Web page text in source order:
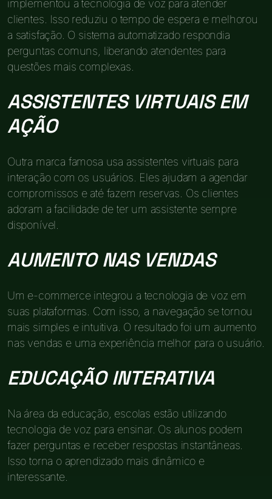
implementou a tecnologia de voz para atender
clientes. Isso reduziu o tempo de espera e melhorou
a satisfação. O sistema automatizado respondia
perguntas comuns, liberando atendentes para
questões mais complexas.
ASSISTENTES VIRTUAIS EM
AÇÃO
Outra marca famosa usa assistentes virtuais para
interação com os usuários. Eles ajudam a agendar
compromissos e até fazem reservas. Os clientes
adoram a facilidade de ter um assistente sempre
disponível.
AUMENTO NAS VENDAS
Um e-commerce integrou a tecnologia de voz em
suas plataformas. Com isso, a navegação se tornou
mais simples e intuitiva. O resultado foi um aumento
nas vendas e uma experiência melhor para o usuário.
EDUCAÇÃO INTERATIVA
Na área da educação, escolas estão utilizando
tecnologia de voz para ensinar. Os alunos podem
fazer perguntas e receber respostas instantâneas.
Isso torna o aprendizado mais dinâmico e
interessante.